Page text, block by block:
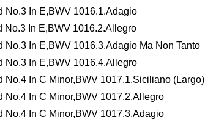
No.3 In E,BWV 1016.1.Adagio
No.3 In E,BWV 1016.2.Allegro
In E,BWV 1016.3.Adagio Ma Non Tanto
No.3 In E,BWV 1016.4.Allegro
In C Minor,BWV 1017.1.Siciliano (Largo)
In C Minor,BWV 1017.2.Allegro
In C Minor,BWV 1017.3.Adagio